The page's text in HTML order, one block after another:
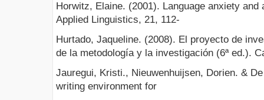
Horwitz, Elaine. (2001). Language anxiety and
Applied Linguistics, 21, 112-
Hurtado, Jaqueline. (2008). El proyecto de
de la metodología y la investigación (6ª ed.).
Jauregui, Kristi., Nieuwenhuijsen, Dorien. &
writing environment for